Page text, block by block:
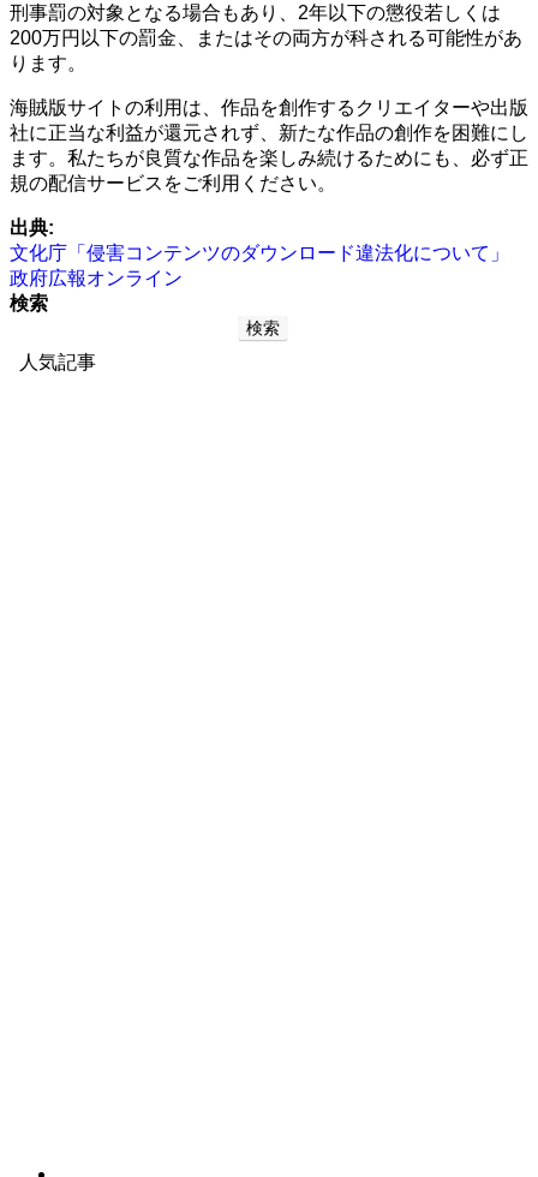
刑事罰の対象となる場合もあり、2年以下の懲役若しくは
200万円以下の罰金、またはその両方が科される可能性があ
ります。
海賊版サイトの利用は、作品を創作するクリエイターや出版
社に正当な利益が還元されず、新たな作品の創作を困難にし
ます。私たちが良質な作品を楽しみ続けるためにも、必ず正
規の配信サービスをご利用ください。
出典:
文化庁「侵害コンテンツのダウンロード違法化について」
政府広報オンライン
検索
検索
人気記事